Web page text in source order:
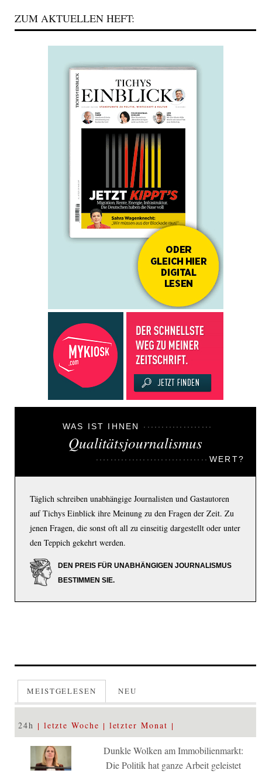
ZUM AKTUELLEN HEFT:
WAS IST IHNEN
Qualitätsjournalismus
WERT?
Täglich schreiben unabhängige Journalisten und Gastautoren
auf Tichys Einblick ihre Meinung zu den Fragen der Zeit. Zu
jenen Fragen, die sonst oft all zu einseitig dargestellt oder unter
den Teppich gekehrt werden.
DEN PREIS FÜR UNABHÄNGIGEN JOURNALISMUS
BESTIMMEN SIE.
MEISTGELESEN NEU
24h letzte Woche letzter Monat
Dunkle Wolken am Immobilienmarkt:
Die Politik hat ganze Arbeit geleistet